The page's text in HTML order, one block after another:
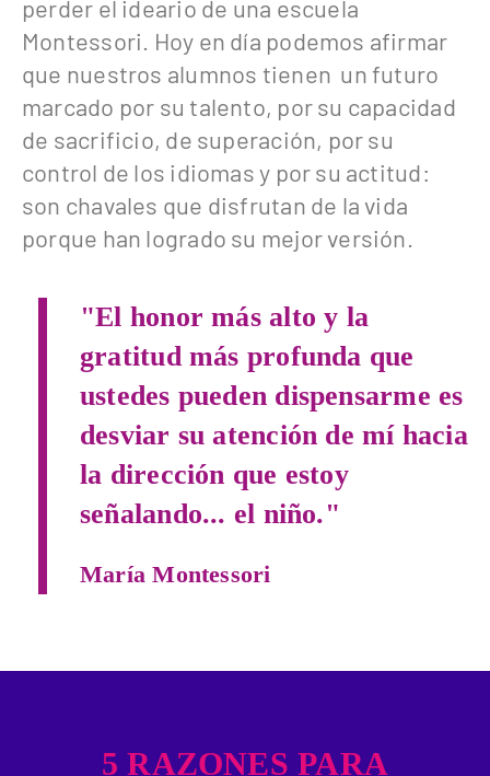
perder el ideario de una escuela
Montessori. Hoy en día podemos afirmar
que nuestros alumnos tienen un futuro
marcado por su talento, por su capacidad
de sacrificio, de superación, por su
control de los idiomas y por su actitud:
son chavales que disfrutan de la vida
porque han logrado su mejor versión.
"El honor más alto y la
gratitud más profunda que
ustedes pueden dispensarme es
desviar su atención de mí hacia
la dirección que estoy
señalando... el niño."
María Montessori
5 RAZONES PARA